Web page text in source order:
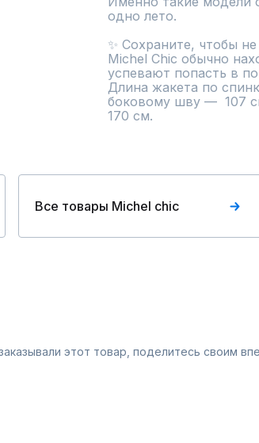
одно лето.
✨ Сохраните, чтобы
Michel Chic обычно
успевают попасть в
Длина жакета по
боковому шву —  107
170 см.
Все товары Michel chic
этот товар, поделитесь своим